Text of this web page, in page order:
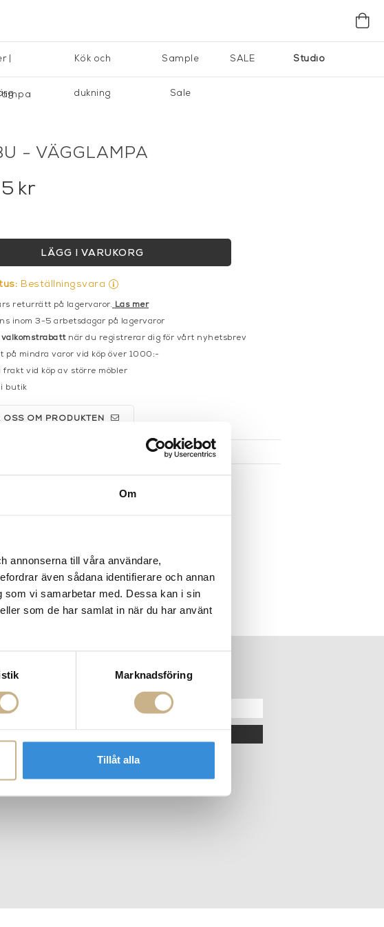
Om
annonserna till våra användare,
även sådana identifierare och annan
som vi samarbetar med. Dessa kan i sin
som de har samlat in när du har använt
Marknadsföring
Tillåt alla
Studio
| Kök och
dukning
Sample
Sale
SALE
- VÄGGLAMPA
kr
LÄGG I VARUKORG
Beställningsvara
returrätt på lagervaror. Läs mer
inom 3-5 arbetsdagar på lagervaror
välkomstrabattnär du registrerar dig för vårt nyhetsbrev
på mindra varor vid köp över 1000:-
vid köp av större möbler
i butik
OSS OM PRODUKTEN
KATEGORIER NYHETSBREV